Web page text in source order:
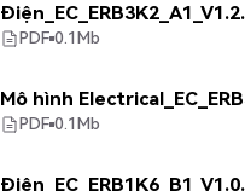
PDF 0.1Mb
Mô hình
PDF 0.1Mb